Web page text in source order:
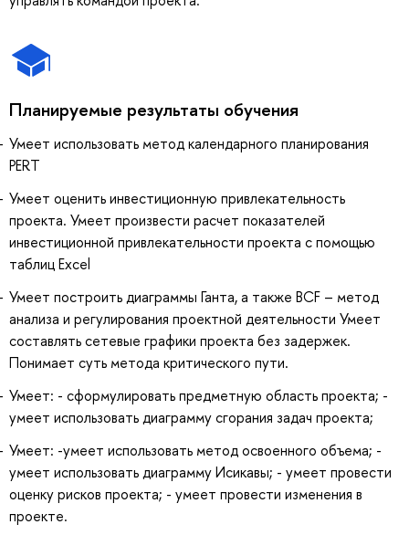
Планируемые результаты обучения
Умеет использовать метод календарного планирования
PERT
Умеет оценить инвестиционную привлекательность
проекта. Умеет произвести расчет показателей
инвестиционной привлекательности проекта с помощью
таблиц Excel
Умеет построить диаграммы Ганта, а также ВСF – метод
анализа и регулирования проектной деятельности Умеет
составлять сетевые графики проекта без задержек.
Понимает суть метода критического пути.
Умеет: - сформулировать предметную область проекта; -
умеет использовать диаграмму сгорания задач проекта;
Умеет: -умеет использовать метод освоенного объема; -
умеет использовать диаграмму Исикавы; - умеет провести
оценку рисков проекта; - умеет провести изменения в
проекте.